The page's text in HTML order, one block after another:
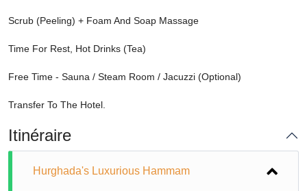
Scrub (Peeling) + Foam And Soap Massage
Time For Rest, Hot Drinks (Tea)
Free Time - Sauna / Steam Room / Jacuzzi (Optional)
Transfer To The Hotel.
Itinéraire
Hurghada's Luxurious Hammam